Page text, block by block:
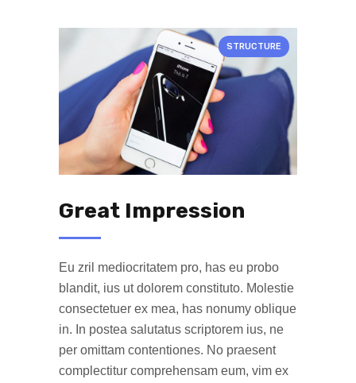
STRUCTURE
Great Impression
Eu zril mediocritatem pro, has eu probo
blandit, ius ut dolorem constituto. Molestie
consectetuer ex mea, has nonumy oblique
in. In postea salutatus scriptorem ius, ne
per omittam contentiones. No praesent
complectitur comprehensam eum, vim ex